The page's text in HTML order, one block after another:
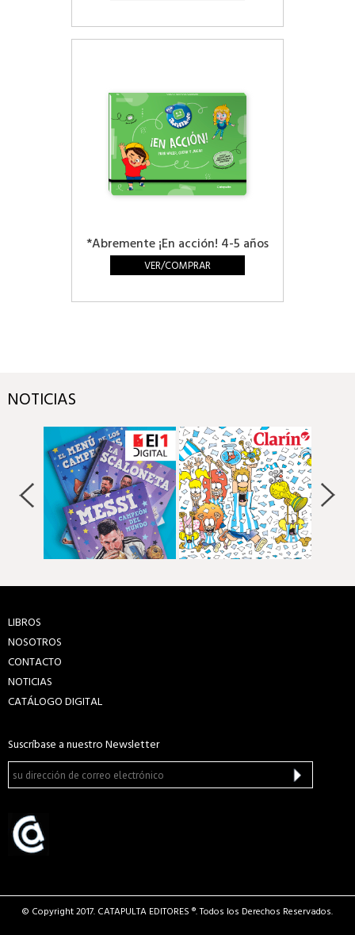
*Abremente ¡En acción! 4-5 años
VER/COMPRAR
NOTICIAS
LIBROS
NOSOTROS
CONTACTO
NOTICIAS
CATÁLOGO DIGITAL
Suscríbase a nuestro Newsletter
© Copyright 2017. CATAPULTA EDITORES ®. Todos los Derechos Reservados.